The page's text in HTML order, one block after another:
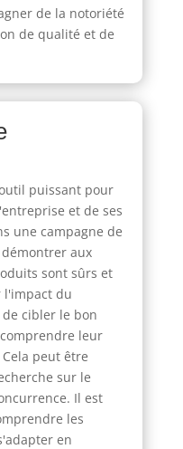
de la notoriété
de qualité et de
puissant pour
et de ses
une campagne de
aux
sont sûrs et
l'impact du
cibler le bon
leur
peut être
sur le
Il est
les
en